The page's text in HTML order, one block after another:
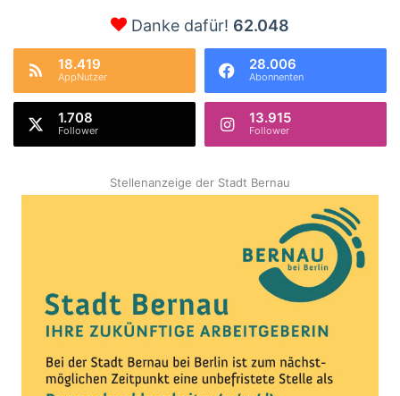
Danke dafür! 62.048
18.419
AppNutzer
28.006
Abonnenten
1.708
Follower
13.915
Follower
Stellenanzeige der Stadt Bernau